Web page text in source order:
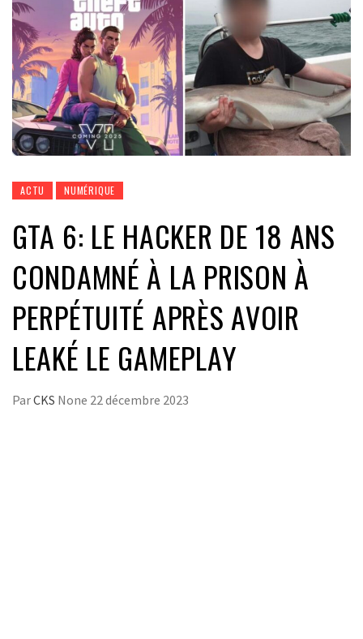
ACTU NUMÉRIQUE
GTA 6: LE HACKER DE 18 ANS
CONDAMNÉ À LA PRISON À
PERPÉTUITÉ APRÈS AVOIR
LEAKÉ LE GAMEPLAY
ParCKS None 22 décembre 2023